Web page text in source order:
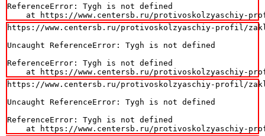
ReferenceError: Tygh is not defined
at https://www.centersb.ru/protivoskolzyaschiy-
https://www.centersb.ru/protivoskolzyaschiy-profil/
Uncaught ReferenceError: Tygh is not defined
ReferenceError: Tygh is not defined
at https://www.centersb.ru/protivoskolzyaschiy-
https://www.centersb.ru/protivoskolzyaschiy-profil/
Uncaught ReferenceError: Tygh is not defined
ReferenceError: Tygh is not defined
at https://www.centersb.ru/protivoskolzyaschiy-